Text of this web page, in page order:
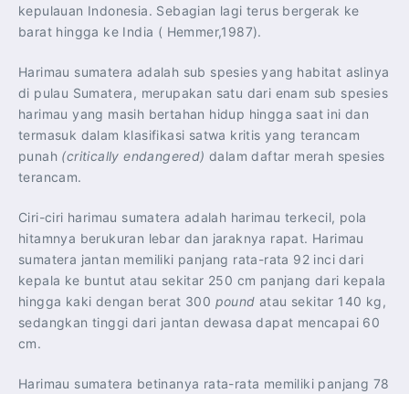
kepulauan Indonesia. Sebagian lagi terus bergerak ke
barat hingga ke India ( Hemmer,1987).
Harimau sumatera adalah sub spesies yang habitat aslinya
di pulau Sumatera, merupakan satu dari enam sub spesies
harimau yang masih bertahan hidup hingga saat ini dan
termasuk dalam klasifikasi satwa kritis yang terancam
punah (critically endangered) dalam daftar merah spesies
terancam.
Ciri-ciri harimau sumatera adalah harimau terkecil, pola
hitamnya berukuran lebar dan jaraknya rapat. Harimau
sumatera jantan memiliki panjang rata-rata 92 inci dari
kepala ke buntut atau sekitar 250 cm panjang dari kepala
hingga kaki dengan berat 300 poundatau sekitar 140 kg,
sedangkan tinggi dari jantan dewasa dapat mencapai 60
cm.
Harimau sumatera betinanya rata-rata memiliki panjang 78